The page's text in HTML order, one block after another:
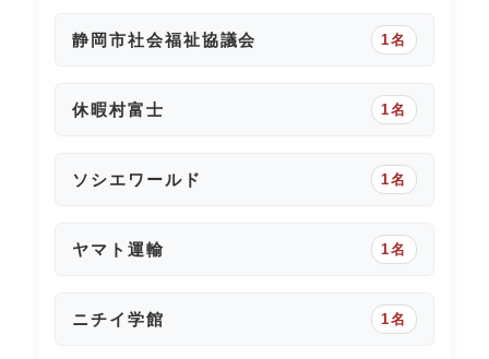
静岡市社会福祉協議会 1名
休暇村富士 1名
ソシエワールド 1名
ヤマト運輸 1名
ニチイ学館 1名